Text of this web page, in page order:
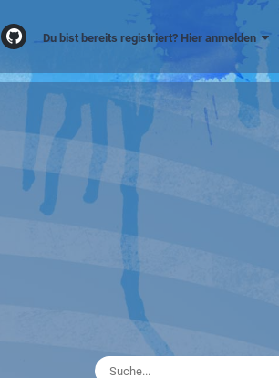
Du bist bereits registriert? Hier anmelden